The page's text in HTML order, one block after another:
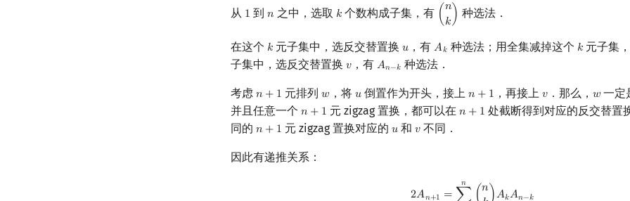
从 1
1 到 𝑛
n 之中，选取 𝑘
k个数构成子集，有 ( 𝑛
𝑘 )
(nk ) 种选法．
在这个 𝑘
k 元子集中，选反交替置换𝑢
u ，有 𝐴𝑘
Ak 种选法；用全集减掉这个 𝑘
k 元子集
子集中，选反交替置换 𝑣
v，有 𝐴𝑛−𝑘
An−k 种选法．
考虑 𝑛 + 1
n +1 元排列𝑤
w ，将 𝑢
u倒置作为开头，接上 𝑛 + 1
n+1 ，再接上 𝑣
v．那么， 𝑤
w 一定
并且任意一个 𝑛 + 1
n +1 元 zigzag 置换，都可以在𝑛 + 1
n +1 处截断得到对应的反交替置
同的 𝑛 + 1
n +1 元 zigzag 置换对应的𝑢
u 和𝑣
v 不同．
因此有递推关系：
𝑛
𝑛
A k=0n (nk) k n